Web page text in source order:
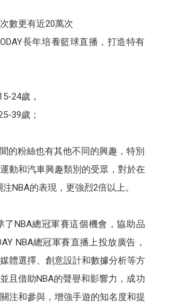
數更有近20萬次
長年培養籃球直播，打造特有
24歲，
39歲；
的粉絲也有其他不同的興趣，特別
動和汽車興趣類別的受眾，對於在
注NBA的表現，更強烈2倍以上。
了NBA總冠軍賽這個機會，協助品
NBA總冠軍賽直播上投放廣告，
體選擇、創意設計和數據分析等方
且借助NBA的聲譽和影響力，成功
注和參與，增強手遊的知名度和提